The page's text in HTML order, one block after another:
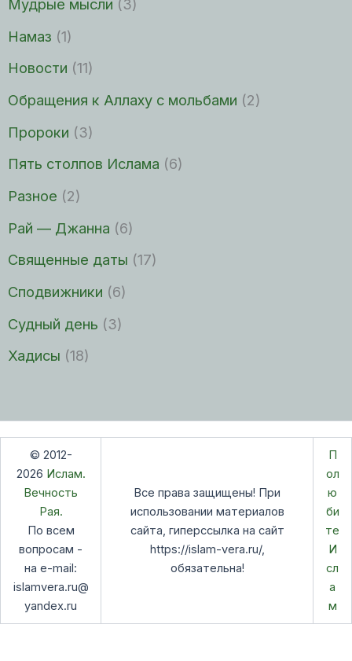
Мудрые мысли (3)
Намаз (1)
Новости (11)
Обращения к Аллаху с мольбами (2)
Пророки (3)
Пять столпов Ислама (6)
Разное (2)
Рай — Джанна (6)
Священные даты (17)
Сподвижники (6)
Судный день (3)
Хадисы (18)
© 2012-
2026 Ислам.
Вечность
Рая.
По всем
вопросам -
на e-mail:
islamvera.ru@
yandex.ru
Все права защищены! При
использовании материалов
сайта, гиперссылка на сайт
https://islam-vera.ru/,
обязательна!
П
ол
ю
би
те
И
сл
а
м